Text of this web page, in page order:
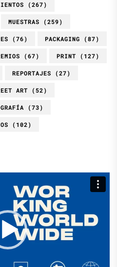
(267)
MUESTRAS (259)
(76) PACKAGING (87)
(67) PRINT (127)
REPORTAJES (27)
ART (52)
(73)
(102)